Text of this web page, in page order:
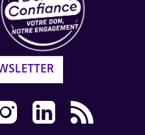
AVH dans une
Facebook AVH dans
sur X AVH dans une
suivre sur Instagram
Nous suivre sur
Flux RSS